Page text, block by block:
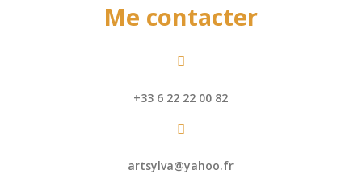
Me contacter

+33 6 22 22 00 82

artsylva@yahoo.fr